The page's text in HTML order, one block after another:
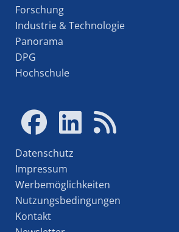
Forschung
Industrie & Technologie
Panorama
DPG
Hochschule
Datenschutz
Impressum
Werbemöglichkeiten
Nutzungsbedingungen
Kontakt